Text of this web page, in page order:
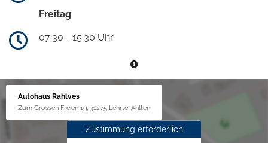
Freitag
07:30 - 15:30 Uhr
Autohaus Rahlves
Zum Grossen Freien 19, 31275 Lehrte-Ahlten
Zustimmung erforderlich